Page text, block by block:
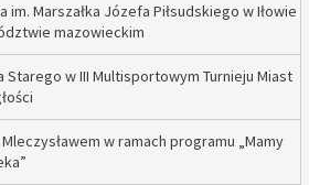
im. Marszałka Józefa Piłsudskiego w Iłowie
mazowieckim
Starego w III Multisportowym Turnieju Miast
w ramach programu „Mamy